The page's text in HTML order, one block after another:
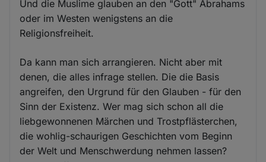
Und die Muslime glauben an den "Gott" Abrahams
oder im Westen wenigstens an die
Religionsfreiheit.
Da kann man sich arrangieren. Nicht aber mit
denen, die alles infrage stellen. Die die Basis
angreifen, den Urgrund für den Glauben - für den
Sinn der Existenz. Wer mag sich schon all die
liebgewonnenen Märchen und Trostpflästerchen,
die wohlig-schaurigen Geschichten vom Beginn
der Welt und Menschwerdung nehmen lassen?